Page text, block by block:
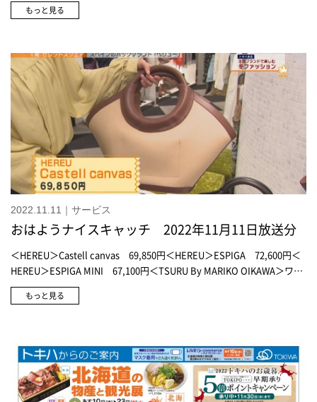
もっと見る
2022.11.11｜サービス
おはようナイスキャッチ 2022年11月11日放送分
＜HEREU＞Castell canvas 69,850円＜HEREU＞ESPIGA 72,600円＜
HEREU＞ESPIGA MINI 67,100円＜TSURU By MARIKO OIKAWA＞ワン
ピース(Henri) 28,600円＜TSURU By MARIKO OIKAWA＞スカート
(Alina) 38,500円＜TSURU By MARIKO OIKAWA＞ニット(Eliot)
ソールの暑さ5cm＜UGG＞スリッポン(アンスレー) 20,900円＜エジュ
ー＞スマートフォンケース 8,800円～9,900円＜MAISON KITSUNÉ＞
フリンジスカーフ 30,800円＜MAISON KITSUNÉ＞フーディ 35,200
円＜MAISON KITSUNÉ＞ニット 61,600円＜MAISON KITSUNÉ＞カフ
もっと見る